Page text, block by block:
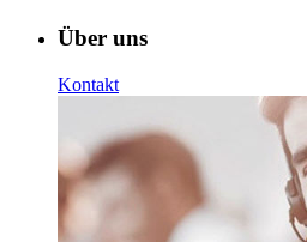
Über uns
Kontakt